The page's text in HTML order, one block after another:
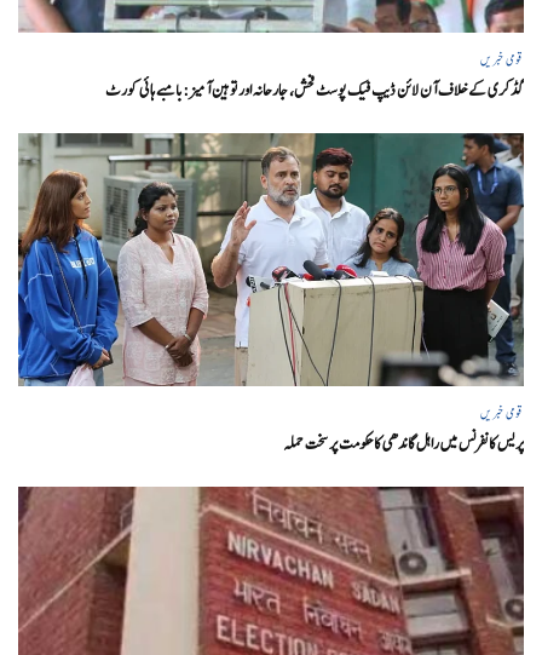
قومی خبریں
گڈکری کے خلاف آن لائن ڈیپ فیک پوسٹ فحش، جارحانہ اور توہین آمیز:بامبے ہائی کورٹ
قومی خبریں
پریس کانفرنس میں راہل گاندھی کا حکومت پر سخت حملہ